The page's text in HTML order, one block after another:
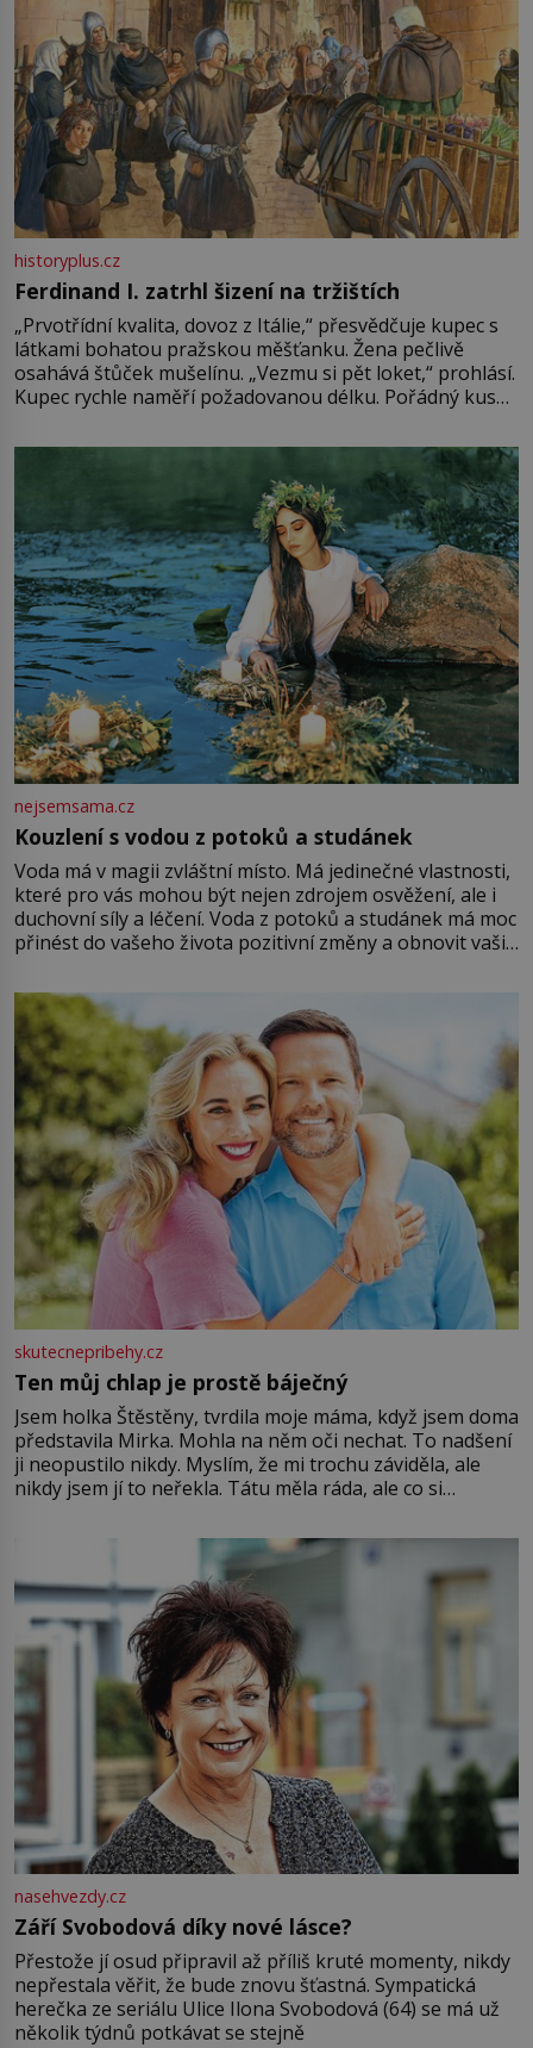
historyplus.cz
Ferdinand I. zatrhl šizení na tržištích
„Prvotřídní kvalita, dovoz z Itálie,“ přesvědčuje kupec s
látkami bohatou pražskou měšťanku. Žena pečlivě
osahává štůček mušelínu. „Vezmu si pět loket,“ prohlásí.
Kupec rychle naměří požadovanou délku. Pořádný kus
milostpaní. Stačí jenom na sukni,“ zhodnotí švadlena
množství růžového mušelínu. „Ošidili vás, podívejte.“
nejsemsama.cz
Kouzlení s vodou z potoků a studánek
Voda má v magii zvláštní místo. Má jedinečné vlastnosti,
které pro vás mohou být nejen zdrojem osvěžení, ale i
duchovní síly a léčení. Voda z potoků a studánek má moc
přinést do vašeho života pozitivní změny a obnovit vaši
můžete obohatit své rituály a přinést do svého života
větší harmonii a klid. Je důležité
skutecnepribehy.cz
Ten můj chlap je prostě báječný
Jsem holka Štěstěny, tvrdila moje máma, když jsem doma
představila Mirka. Mohla na něm oči nechat. To nadšení
ji neopustilo nikdy. Myslím, že mi trochu záviděla, ale
nikdy jsem jí to neřekla. Tátu měla ráda, ale co si
Jsme spolu moc rádi Tehdy byla jiná doba, když
nasehvezdy.cz
Září Svobodová díky nové lásce?
Přestože jí osud připravil až příliš kruté momenty, nikdy
nepřestala věřit, že bude znovu šťastná. Sympatická
herečka ze seriálu Ulice Ilona Svobodová (64) se má už
několik týdnů potkávat se stejně